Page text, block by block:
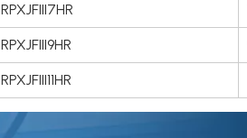
RPXJFIII7HR
RPXJFIII9HR
RPXJFIII11HR